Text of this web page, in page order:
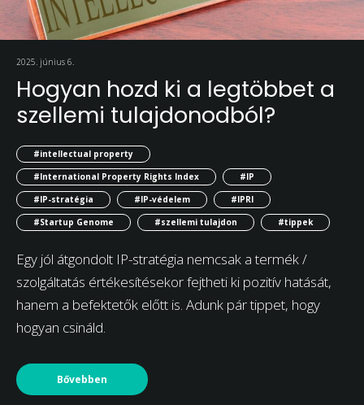
2025. június 6.
Hogyan hozd ki a legtöbbet a
szellemi tulajdonodból?
#intellectual property
#International Property Rights Index
#IP
#IP-stratégia
#IP-védelem
#IPRI
#Startup Genome
#szellemi tulajdon #tippek
Egy jól átgondolt IP-stratégia nemcsak a termék /
szolgáltatás értékesítésekor fejtheti ki pozitív hatását,
hanem a befektetők előtt is. Adunk pár tippet, hogy
hogyan csináld.
Bővebben